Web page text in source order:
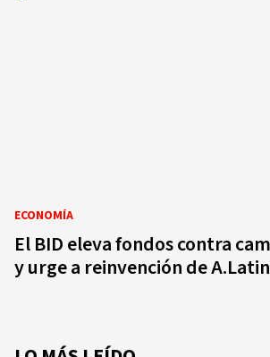
ECONOMÍA
El BID eleva fondos contra
y urge a reinvención de